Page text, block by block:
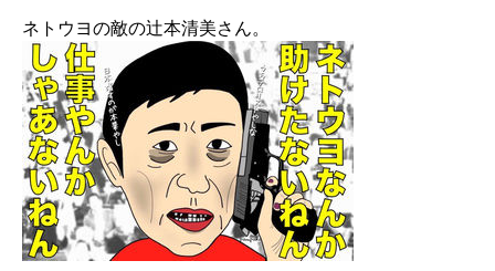
ネトウヨの敵の辻本清美さん。